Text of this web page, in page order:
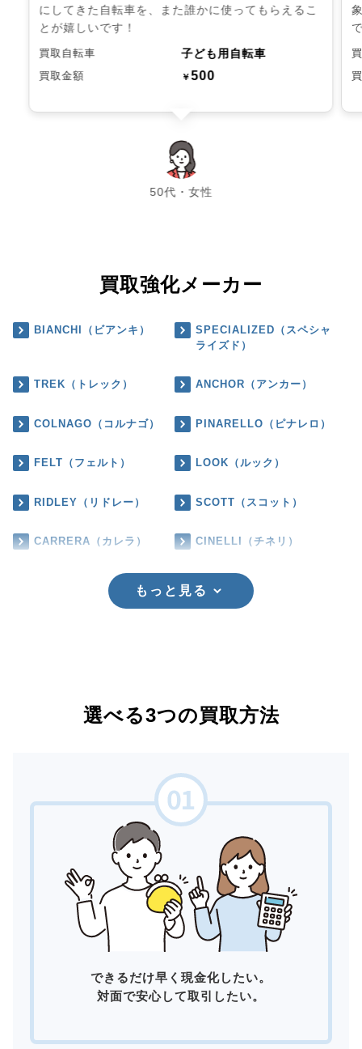
にしてきた自転車を、また誰かに使ってもらえるこ
とが嬉しいです！
買取自転車 子ども用自転車
買取金額 ￥500
50代・女性
chevron_left chevron_right
買取強化メーカー
BIANCHI（ビアンキ）
SPECIALIZED（スペシャ
ライズド）
TREK（トレック） ANCHOR（アンカー）
COLNAGO（コルナゴ） PINARELLO（ピナレロ）
FELT（フェルト） LOOK（ルック）
RIDLEY（リドレー） SCOTT（スコット）
CARRERA（カレラ） CINELLI（チネリ）
もっと見る
選べる3つの買取方法
できるだけ早く現金化したい。
対面で安心して取引したい。